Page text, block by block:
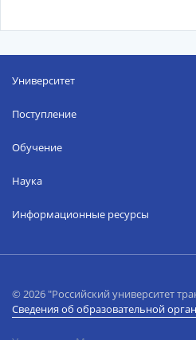
Университет
Поступление
Обучение
Наука
Информационные ресурсы
© 2026 "Российский университет
Сведения об образовательной